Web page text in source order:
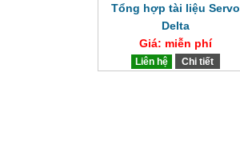
Tổng hợp tài liệu Servo
Delta
Giá: miễn phí
Liên hệ Chi tiết